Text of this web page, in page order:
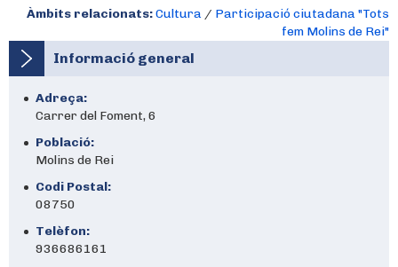
Àmbits relacionats:Cultura / Participació ciutadana "Tots
fem Molins de Rei"
Informació general
Adreça:
Carrer del Foment, 6
Població:
Molins de Rei
Codi Postal:
08750
Telèfon:
936686161